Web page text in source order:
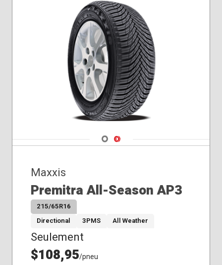
Navigate 1
Navigate 2
Maxxis
Premitra All-Season AP3
215/65R16
Directional
3PMS All Weather
Seulement
$108,95/pneu